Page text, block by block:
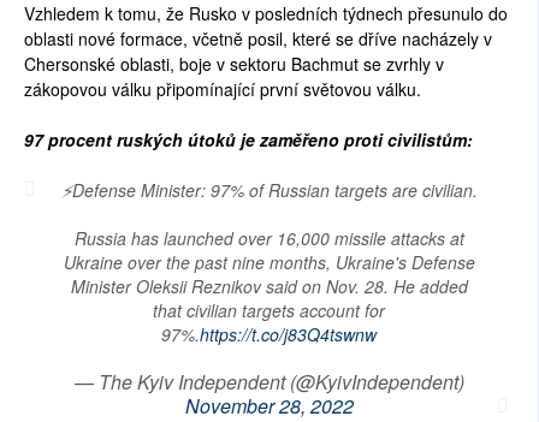
Vzhledem k tomu, že Rusko v posledních týdnech přesunulo do
oblasti nové formace, včetně posil, které se dříve nacházely v
Chersonské oblasti, boje v sektoru Bachmut se zvrhly v
zákopovou válku připomínající první světovou válku.
97 procent ruských útoků je zaměřeno proti civilistům:
⚡️Defense Minister: 97% of Russian targets are civilian.
Russia has launched over 16,000 missile attacks at
Ukraine over the past nine months, Ukraine's Defense
Minister Oleksii Reznikov said on Nov. 28. He added
that civilian targets account for
97%.https://t.co/j83Q4tswnw
— The Kyiv Independent (@KyivIndependent)
November 28, 2022